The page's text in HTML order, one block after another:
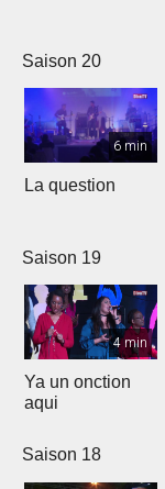
Saison 20
6 min
La question
Saison 19
4 min
Ya un onction
aqui
Saison 18